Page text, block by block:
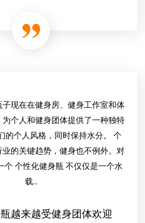
现在在健身房、健身工作室和体
个人和健身团体提供了一种独特
的个人风格，同时保持水分。 个
的关键趋势，健身也不例外。对
个 个性化健身瓶 不仅仅是一个水
载...
越来越受健身团体欢迎